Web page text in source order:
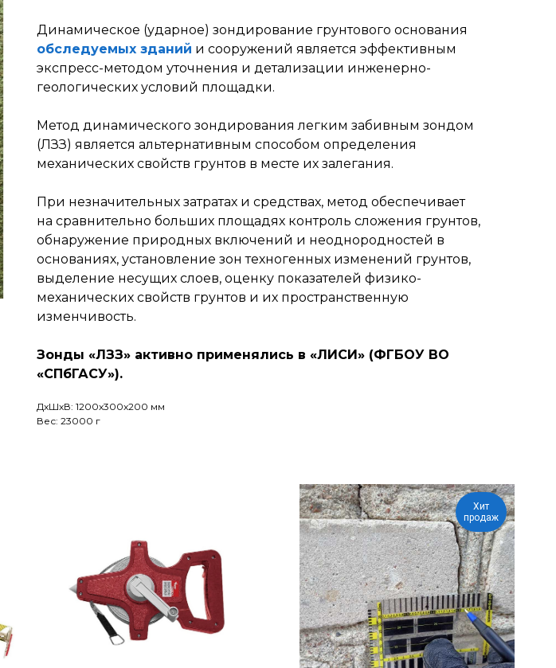
Динамическое (ударное) зондирование грунтового основания
обследуемых зданий и сооружений является эффективным
экспресс-методом уточнения и детализации инженерно-
геологических условий площадки.
Метод динамического зондирования легким забивным зондом
(ЛЗЗ) является альтернативным способом определения
механических свойств грунтов в месте их залегания.
При незначительных затратах и средствах, метод обеспечивает
на сравнительно больших площадях контроль сложения грунтов,
обнаружение природных включений и неоднородностей в
основаниях, установление зон техногенных изменений грунтов,
выделение несущих слоев, оценку показателей физико-
механических свойств грунтов и их пространственную
изменчивость.
Зонды «ЛЗЗ» активно применялись в «ЛИСИ» (ФГБОУ ВО
«СПбГАСУ»).
ДxШxВ: 1200x300x200 мм
Вес: 23000 г
Хит
продаж